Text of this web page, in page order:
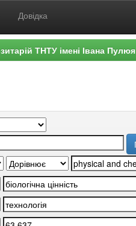
Довідка
ТНТУ імені Івана Пулюя